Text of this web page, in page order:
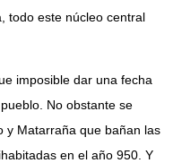
todo este núcleo central
imposible dar una fecha
No obstante se
y Matarraña que bañan las
en el año 950. Y